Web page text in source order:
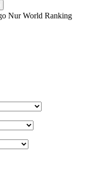
Nur World Ranking